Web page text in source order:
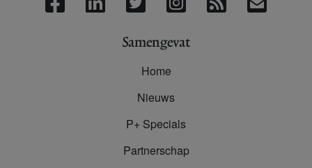
Samengevat
Home
Nieuws
P+ Specials
Partnerschap